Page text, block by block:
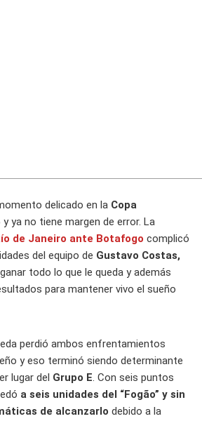
delicado en la Copa
y ya no tiene margen de error. La
de Janeiro ante Botafogo complicó
del equipo de Gustavo Costas,
todo lo que le queda y además
para mantener vivo el sueño
perdió ambos enfrentamientos
y eso terminó siendo determinante
lugar del Grupo E. Con seis puntos
a seis unidades del “Fogão” y sin
de alcanzarlo debido a la